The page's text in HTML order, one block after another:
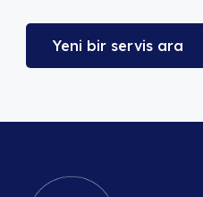
Yeni bir servis ara